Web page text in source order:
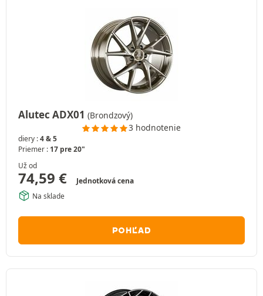
Alutec ADX01 (Brondzový)
3 hodnotenie
diery :4 & 5
Priemer : 17 pre 20"
Už od
74,59 €
Jednotková cena
Na sklade
POHĽAD